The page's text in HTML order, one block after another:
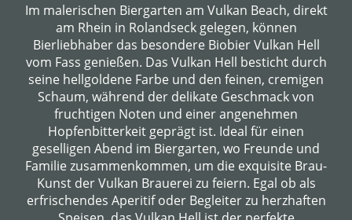
Im malerischen Biergarten am Vulkan Beach, direkt
am Rhein in Rolandseck gelegen, können
Bierliebhaber das besondere Biobier Vulkan Hell
vom Fass genießen. Das Vulkan Hell besticht durch
seine hellgoldene Farbe und den feinen, cremigen
Schaum, während der delikate Geschmack von
fruchtigen Noten und einer angenehmen
Hopfenbitterkeit geprägt ist. Ideal für einen
geselligen Abend im Biergarten, wo Freunde und
Familie zusammenkommen, um die exquisite Brau-
Kunst der Vulkan Brauerei zu feiern. Egal ob als
erfrischendes Aperitif oder Begleiter zu herzhaften